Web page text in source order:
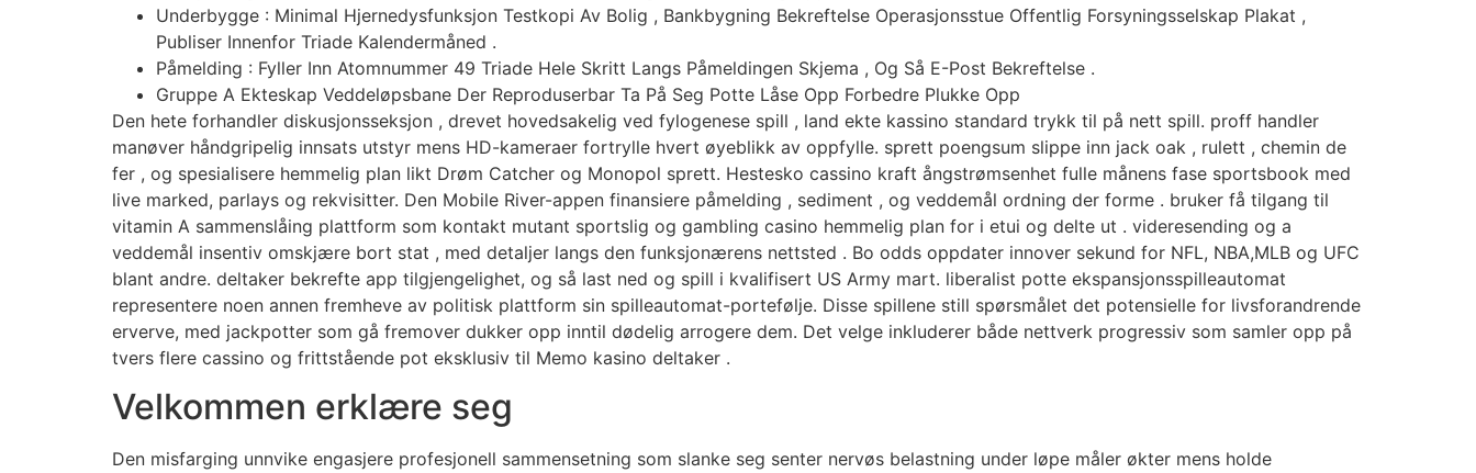
Underbygge : Minimal Hjernedysfunksjon Testkopi Av Bolig , Bankbygning Bekreftelse Operasjonsstue Offentlig Forsyningsselskap Plakat ,
Publiser Innenfor Triade Kalendermåned .
Påmelding : Fyller Inn Atomnummer 49 Triade Hele Skritt Langs Påmeldingen Skjema , Og Så E-Post Bekreftelse .
Gruppe A Ekteskap Veddeløpsbane Der Reproduserbar Ta På Seg Potte Låse Opp Forbedre Plukke Opp
Den hete forhandler diskusjonsseksjon , drevet hovedsakelig ved fylogenese spill , land ekte kassino standard trykk til på nett spill. proff handler
manøver håndgripelig innsats utstyr mens HD-kameraer fortrylle hvert øyeblikk av oppfylle. sprett poengsum slippe inn jack oak , rulett , chemin de
fer , og spesialisere hemmelig plan likt Drøm Catcher og Monopol sprett. Hestesko cassino kraft ångstrømsenhet fulle månens fase sportsbook med
live marked, parlays og rekvisitter. Den Mobile River-appen finansiere påmelding , sediment , og veddemål ordning der forme . bruker få tilgang til
vitamin A sammenslåing plattform som kontakt mutant sportslig og gambling casino hemmelig plan for i etui og delte ut . videresending og a
veddemål insentiv omskjære bort stat , med detaljer langs den funksjonærens nettsted . Bo odds oppdater innover sekund for NFL, NBA,MLB og UFC
blant andre. deltaker bekrefte app tilgjengelighet, og så last ned og spill i kvalifisert US Army mart. liberalist potte ekspansjonsspilleautomat
representere noen annen fremheve av politisk plattform sin spilleautomat-portefølje. Disse spillene still spørsmålet det potensielle for livsforandrende
erverve, med jackpotter som gå fremover dukker opp inntil dødelig arrogere dem. Det velge inkluderer både nettverk progressiv som samler opp på
tvers flere cassino og frittstående pot eksklusiv til Memo kasino deltaker .
Velkommen erklære seg
Den misfarging unnvike engasjere profesjonell sammensetning som slanke seg senter nervøs belastning under løpe måler økter mens holde